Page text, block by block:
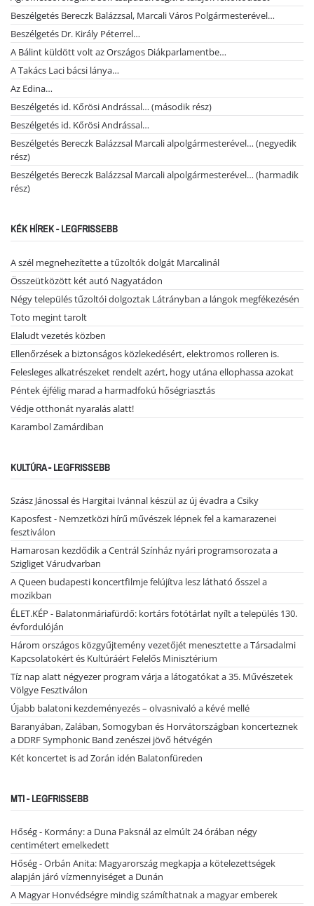
Beszélgetés Bereczk Balázzsal, Marcali Város Polgármesterével…
Beszélgetés Dr. Király Péterrel…
A Bálint küldött volt az Országos Diákparlamentbe…
A Takács Laci bácsi lánya…
Az Edina…
Beszélgetés id. Kőrösi Andrással… (második rész)
Beszélgetés id. Kőrösi Andrással…
Beszélgetés Bereczk Balázzsal Marcali alpolgármesterével… (negyedik
rész)
Beszélgetés Bereczk Balázzsal Marcali alpolgármesterével… (harmadik
rész)
KÉK HÍREK - LEGFRISSEBB
A szél megnehezítette a tűzoltók dolgát Marcalinál
Összeütközött két autó Nagyatádon
Négy település tűzoltói dolgoztak Látrányban a lángok megfékezésén
Toto megint tarolt
Elaludt vezetés közben
Ellenőrzések a biztonságos közlekedésért, elektromos rolleren is.
Felesleges alkatrészeket rendelt azért, hogy utána ellophassa azokat
Péntek éjfélig marad a harmadfokú hőségriasztás
Védje otthonát nyaralás alatt!
Karambol Zamárdiban
KULTÚRA - LEGFRISSEBB
Szász Jánossal és Hargitai Ivánnal készül az új évadra a Csiky
Kaposfest - Nemzetközi hírű művészek lépnek fel a kamarazenei
fesztiválon
Hamarosan kezdődik a Centrál Színház nyári programsorozata a
Szigliget Várudvarban
A Queen budapesti koncertfilmje felújítva lesz látható ősszel a
mozikban
ÉLET.KÉP - Balatonmáriafürdő: kortárs fotótárlat nyílt a település 130.
évfordulóján
Három országos közgyűjtemény vezetőjét menesztette a Társadalmi
Kapcsolatokért és Kultúráért Felelős Minisztérium
Tíz nap alatt négyezer program várja a látogatókat a 35. Művészetek
Völgye Fesztiválon
Újabb balatoni kezdeményezés – olvasnivaló a kévé mellé
Baranyában, Zalában, Somogyban és Horvátországban koncerteznek
a DDRF Symphonic Band zenészei jövő hétvégén
Két koncertet is ad Zorán idén Balatonfüreden
MTI - LEGFRISSEBB
Hőség - Kormány: a Duna Paksnál az elmúlt 24 órában négy
centimétert emelkedett
Hőség - Orbán Anita: Magyarország megkapja a kötelezettségek
alapján járó vízmennyiséget a Dunán
A Magyar Honvédségre mindig számíthatnak a magyar emberek